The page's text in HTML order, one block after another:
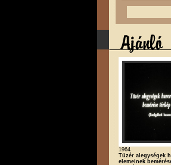
1964
Tüzér alegységek
elemeinek